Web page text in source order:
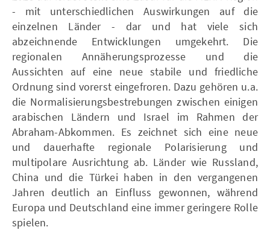
- mit unterschiedlichen Auswirkungen auf die
einzelnen Länder - dar und hat viele sich
abzeichnende Entwicklungen umgekehrt. Die
regionalen Annäherungsprozesse und die
Aussichten auf eine neue stabile und friedliche
Ordnung sind vorerst eingefroren. Dazu gehören u.a.
die Normalisierungsbestrebungen zwischen einigen
arabischen Ländern und Israel im Rahmen der
Abraham-Abkommen. Es zeichnet sich eine neue
und dauerhafte regionale Polarisierung und
multipolare Ausrichtung ab. Länder wie Russland,
China und die Türkei haben in den vergangenen
Jahren deutlich an Einfluss gewonnen, während
Europa und Deutschland eine immer geringere Rolle
spielen.